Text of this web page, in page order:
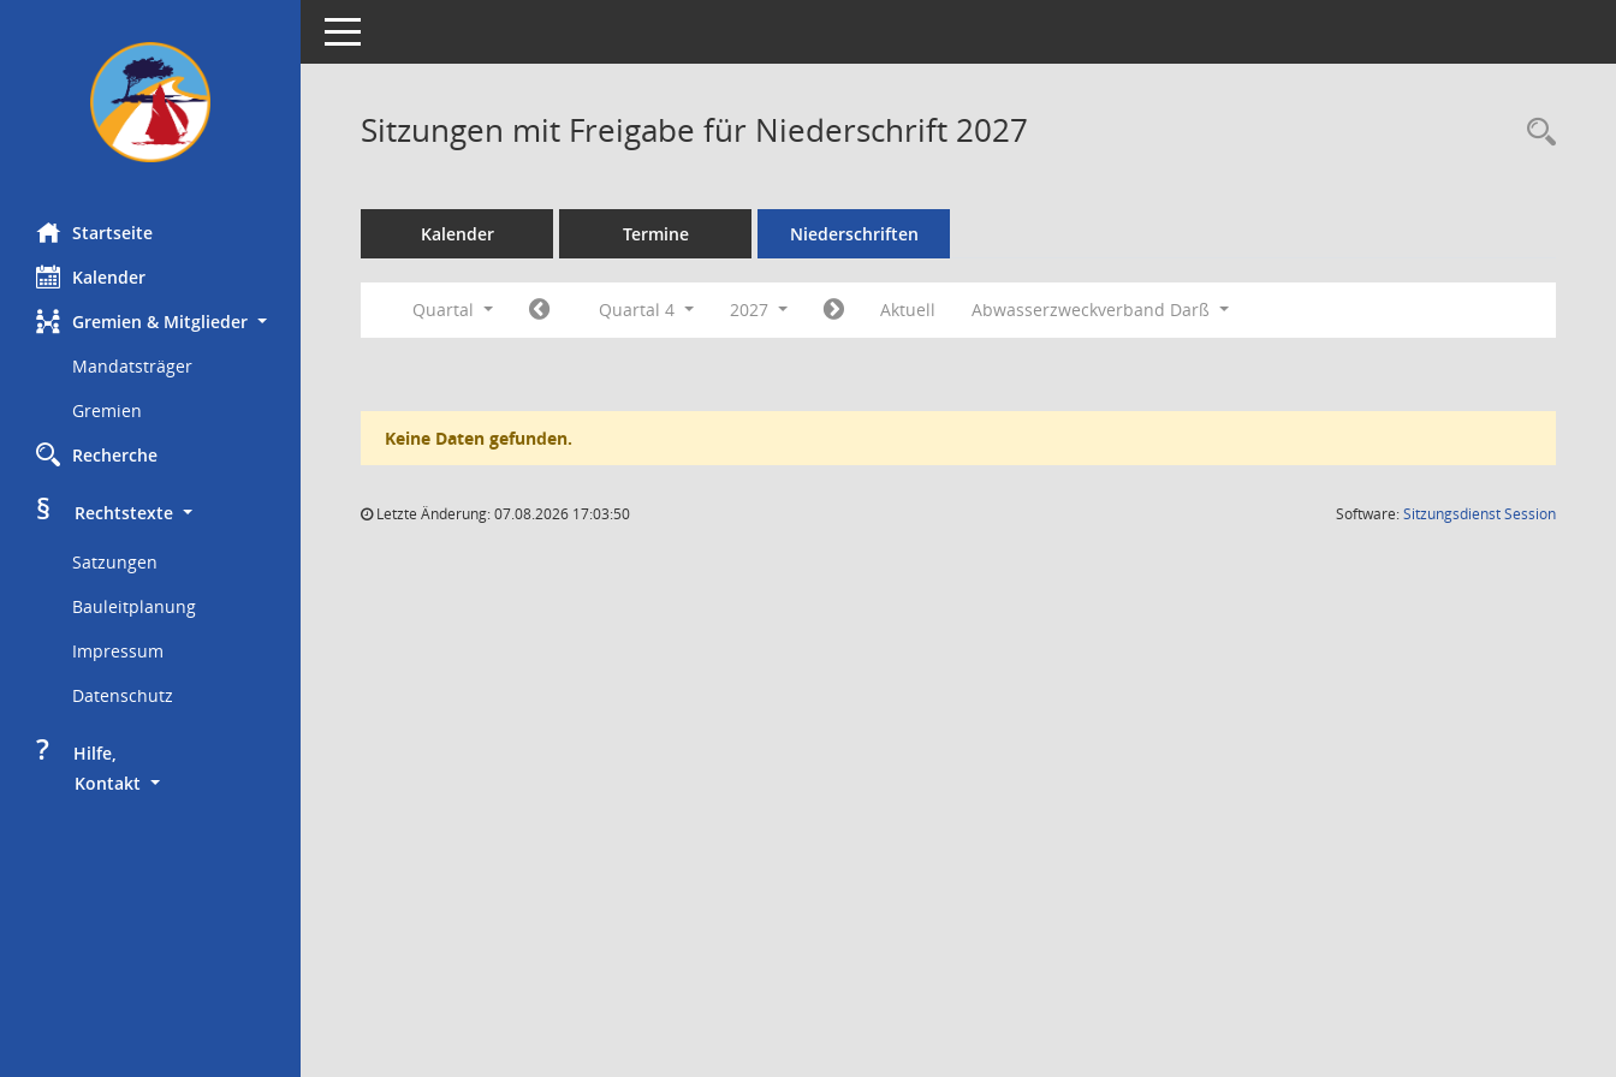
Startseite
Kalender
Gremien & Mitglieder
Mandatsträger
Gremien
Recherche
§
     Rechtstexte
Satzungen
Bauleitplanung
Impressum
Datenschutz
?
     Hilfe,
Kontakt
Toggle navigation
Sitzungen mit Freigabe für Niederschrift 2027
Kalender Termine Niederschriften
Quartal Quartal 4 2027 Aktuell Abwasserzweckverband Darß
Keine Daten gefunden.
Letzte Änderung: 07.08.2026 17:03:50 Software:SitzungsdienstSession(Wird in